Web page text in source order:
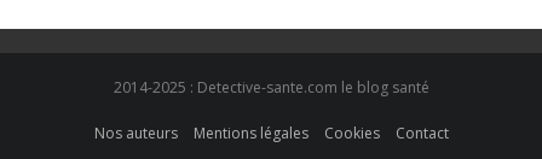
2014-2025 : Detective-sante.com le blog santé
Nos auteurs Mentions légales Cookies Contact